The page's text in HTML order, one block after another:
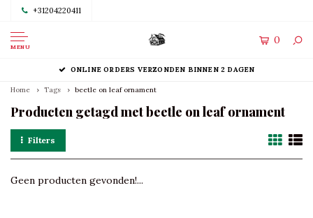
+31204220411
MENU
0
ONLINE ORDERS VERZONDEN BINNEN 2 DAGEN
Home Tags beetle on leaf ornament
Producten getagd met beetle on leaf ornament
Filters
Geen producten gevonden!...